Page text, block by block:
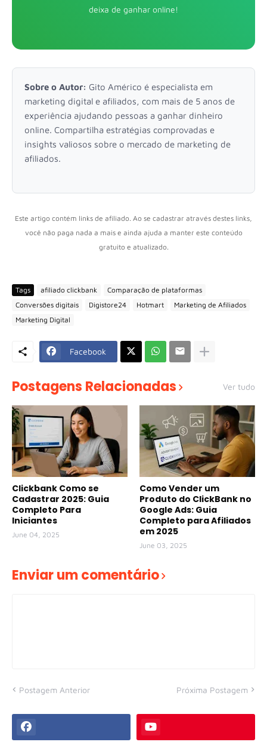
deixa de ganhar online!
Sobre o Autor: Gito Américo é especialista em
marketing digital e afiliados, com mais de 5 anos de
experiência ajudando pessoas a ganhar dinheiro
online. Compartilha estratégias comprovadas e
insights valiosos sobre o mercado de marketing de
afiliados.
Este artigo contém links de afiliado. Ao se cadastrar através destes links,
você não paga nada a mais e ainda ajuda a manter este conteúdo
gratuito e atualizado.
Tags afiliado clickbank
Comparação de plataformas
Conversões digitais
Digistore24 Hotmart
Marketing de Afiliados
Marketing Digital
Facebook
Postagens Relacionadas Ver tudo
Clickbank Como se
Cadastrar 2025: Guia
Completo Para
Iniciantes
June 04, 2025
Como Vender um
Produto do ClickBank no
Google Ads: Guia
Completo para Afiliados
em 2025
June 03, 2025
Enviar um comentário
Postagem Anterior Próxima Postagem